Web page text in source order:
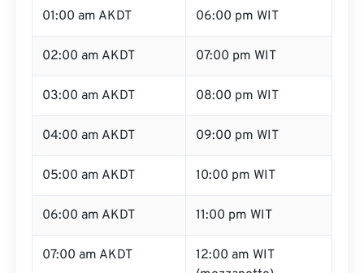
01:00 am AKDT 06:00 pm WIT
02:00 am AKDT 07:00 pm WIT
03:00 am AKDT 08:00 pm WIT
04:00 am AKDT 09:00 pm WIT
05:00 am AKDT 10:00 pm WIT
06:00 am AKDT 11:00 pm WIT
07:00 am AKDT
12:00 am WIT